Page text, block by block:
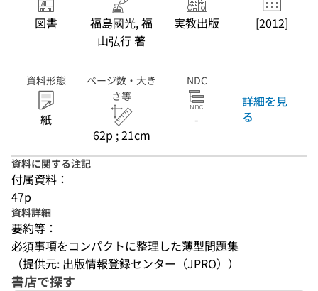
図書
福島國光, 福
山弘行 著
実教出版 [2012]
資料形態
紙
ページ数・大き
さ等
62p ; 21cm
NDC
-
詳細を見
る
資料に関する注記
付属資料：
47p
資料詳細
要約等：
必須事項をコンパクトに整理した薄型問題集
（提供元: 出版情報登録センター（JPRO））
書店で探す